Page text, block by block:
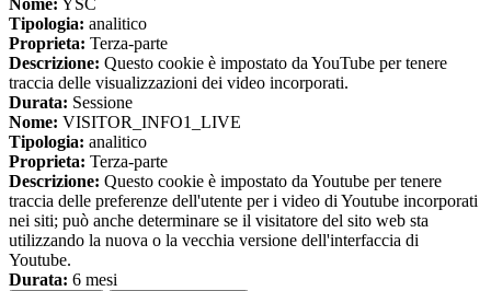
Nome: YSC
Tipologia: analitico
Proprieta: Terza-parte
Descrizione: Questo cookie è impostato da YouTube per tenere
traccia delle visualizzazioni dei video incorporati.
Durata: Sessione
Nome: VISITOR_INFO1_LIVE
Tipologia: analitico
Proprieta: Terza-parte
Descrizione: Questo cookie è impostato da Youtube per tenere
traccia delle preferenze dell'utente per i video di Youtube incorporati
nei siti; può anche determinare se il visitatore del sito web sta
utilizzando la nuova o la vecchia versione dell'interfaccia di
Youtube.
Durata: 6 mesi